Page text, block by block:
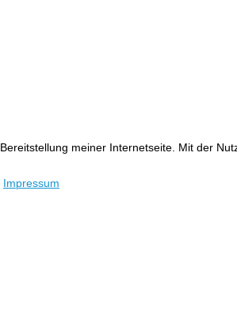
meiner Internetseite. Mit der
Impressum